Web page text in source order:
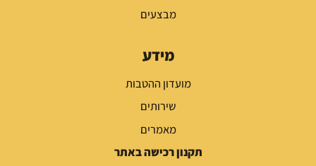
מבצעים
מידע
מועדון ההטבות
שירותים
מאמרים
תקנון רכישה באתר